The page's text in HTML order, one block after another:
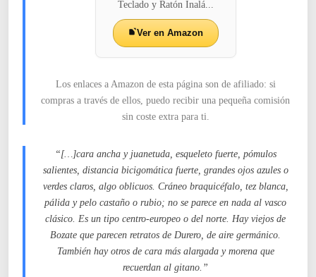
Teclado y Ratón Inalá...
Ver en Amazon
Los enlaces a Amazon de esta página son de afiliado: si
compras a través de ellos, puedo recibir una pequeña comisión
sin coste extra para ti.
“[…]cara ancha y juanetuda, esqueleto fuerte, pómulos
salientes, distancia bicigomática fuerte, grandes ojos azules o
verdes claros, algo oblicuos. Cráneo braquicéfalo, tez blanca,
pálida y pelo castaño o rubio; no se parece en nada al vasco
clásico. Es un tipo centro-europeo o del norte. Hay viejos de
Bozate que parecen retratos de Durero, de aire germánico.
También hay otros de cara más alargada y morena que
recuerdan al gitano.”